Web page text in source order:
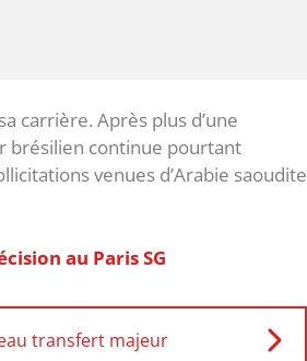
carrière. Après plus d’une
brésilien continue pourtant
venues d’Arabie saoudite
au Paris SG
transfert majeur